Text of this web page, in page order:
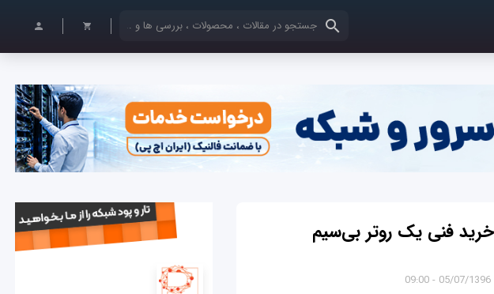
کلمات کلیدی خود را وارد کنید
فنی یک روتر بی‌سیم
05/07/1396 - 09:00